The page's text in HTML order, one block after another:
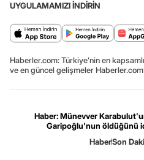
UYGULAMAMIZI İNDİRİN
Haberler.com: Türkiye’nin en
ve en güncel gelişmeler
Haber: Münevver
Garipoğlu'nun öldüğünü
HaberSon